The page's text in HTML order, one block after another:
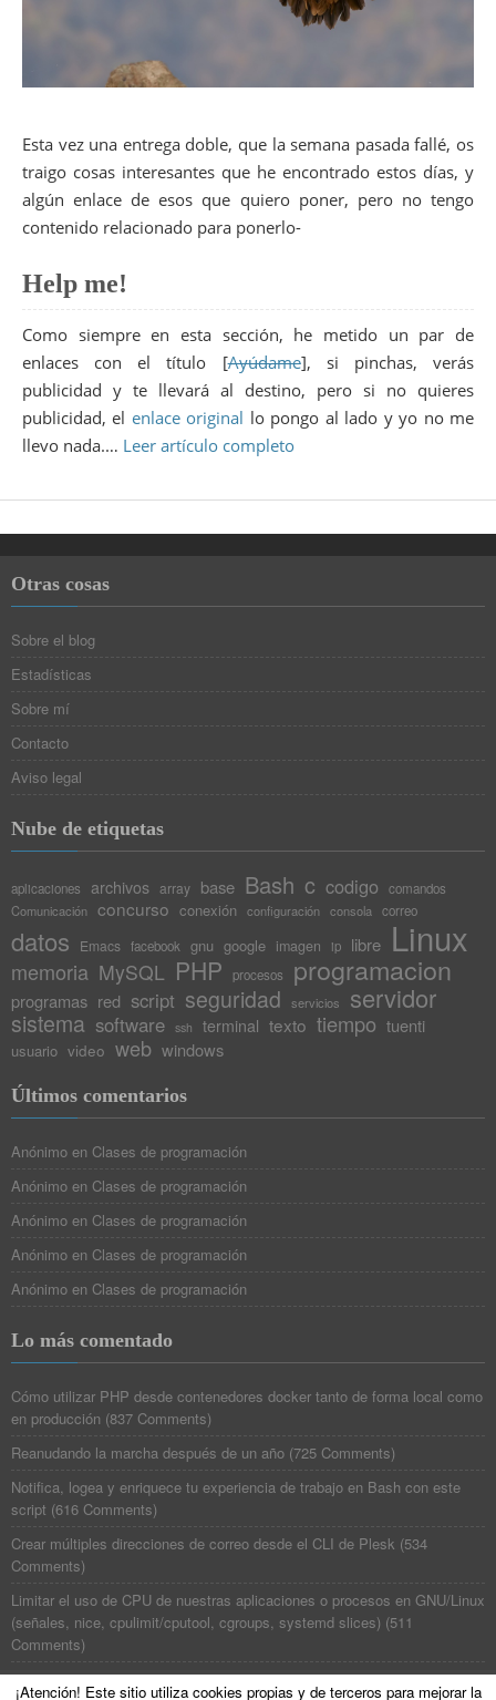
Esta vez una entrega doble, que la semana pasada fallé, os
traigo cosas interesantes que he encontrado estos días, y
algún enlace de esos que quiero poner, pero no tengo
contenido relacionado para ponerlo-
Help me!
Como siempre en esta sección, he metido un par de
enlaces con el título [Ayúdame], si pinchas, verás
publicidad y te llevará al destino, pero si no quieres
publicidad, el enlace original lo pongo al lado y yo no me
llevo nada.… Leer artículo completo
Otras cosas
Sobre el blog
Estadísticas
Sobre mí
Contacto
Aviso legal
Nube de etiquetas
aplicaciones archivos array base Bash c codigo
comandos
Comunicación concurso conexión configuración consola correo
datos Emacs facebook gnu google imagen ip libre Linux
memoria MySQL PHP procesos programacion
programas red script seguridad servicios servidor
sistema software ssh terminal texto tiempo tuenti
usuario video web windows
Últimos comentarios
Anónimo en Clases de programación
Anónimo en Clases de programación
Anónimo en Clases de programación
Anónimo en Clases de programación
Anónimo en Clases de programación
Lo más comentado
Cómo utilizar PHP desde contenedores docker tanto de forma local como
en producción (837 Comments)
Reanudando la marcha después de un año (725 Comments)
Notifica, logea y enriquece tu experiencia de trabajo en Bash con este
script (616 Comments)
Crear múltiples direcciones de correo desde el CLI de Plesk (534
Comments)
Limitar el uso de CPU de nuestras aplicaciones o procesos en GNU/Linux
(señales, nice, cpulimit/cputool, cgroups, systemd slices) (511
Comments)
¡Atención! Este sitio utiliza cookies propias y de terceros para mejorar la